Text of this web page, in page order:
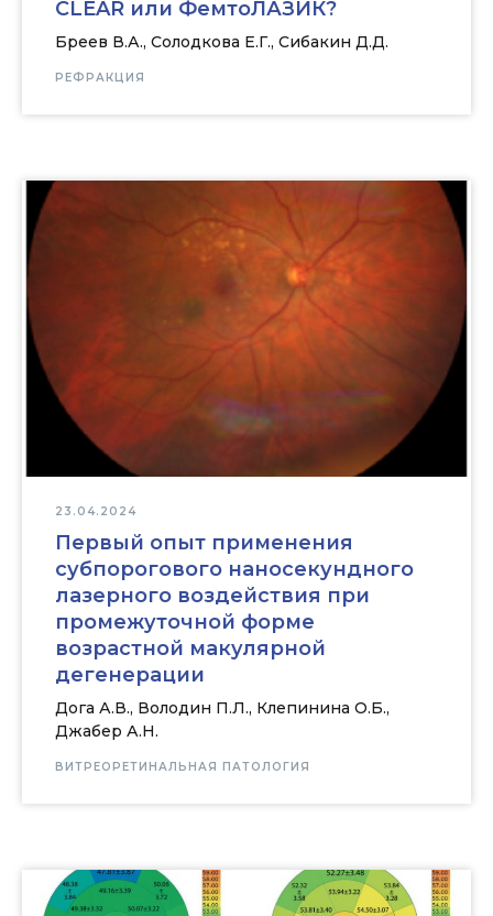
CLEAR или ФемтоЛАЗИК?
Бреев В.А., Солодкова Е.Г., Сибакин Д.Д.
РЕФРАКЦИЯ
23.04.2024
Первый опыт применения
субпорогового наносекундного
лазерного воздействия при
промежуточной форме
возрастной макулярной
дегенерации
Дога А.В., Володин П.Л., Клепинина О.Б.,
Джабер А.Н.
ВИТРЕОРЕТИНАЛЬНАЯ ПАТОЛОГИЯ